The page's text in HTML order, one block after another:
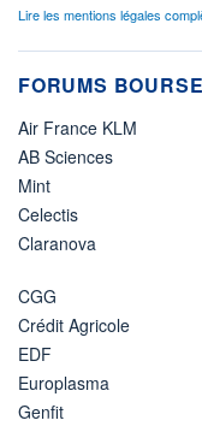
Lire les mentions légales
FORUMS
Air France KLM
AB Sciences
Mint
Celectis
Claranova
CGG
Crédit Agricole
EDF
Europlasma
Genfit